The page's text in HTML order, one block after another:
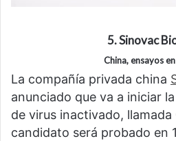
5. Sinovac
China, ensayos
La compañía privada china
anunciado que va a iniciar
de virus inactivado, llamada
candidato será probado en